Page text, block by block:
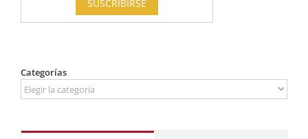
Categorías
Categorías